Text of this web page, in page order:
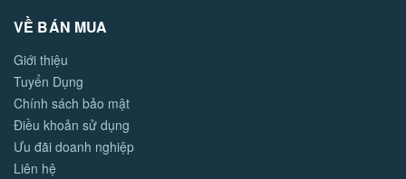
VỀ BÁN MUA
Giới thiệu
Tuyển Dụng
Chính sách bảo mật
Điều khoản sử dụng
Ưu đãi doanh nghiệp
Liên hệ